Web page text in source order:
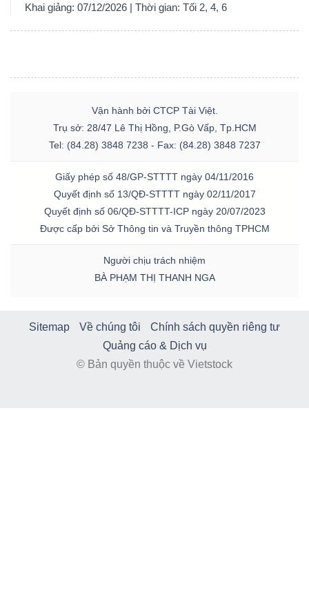
Khai giảng: 07/12/2026 | Thời gian: Tối 2, 4, 6
Vận hành bởi CTCP Tài Việt.
Trụ sở: 28/47 Lê Thị Hồng, P.Gò Vấp, Tp.HCM
Tel: (84.28) 3848 7238 - Fax: (84.28) 3848 7237
Giấy phép số 48/GP-STTTT ngày 04/11/2016
Quyết định số 13/QĐ-STTTT ngày 02/11/2017
Quyết định số 06/QĐ-STTTT-ICP ngày 20/07/2023
Được cấp bởi Sở Thông tin và Truyền thông TPHCM
Người chịu trách nhiệm
BÀ PHẠM THỊ THANH NGA
Sitemap Về chúng tôi
Chính sách quyền riêng tư
Quảng cáo & Dịch vụ
© Bản quyền thuộc về Vietstock